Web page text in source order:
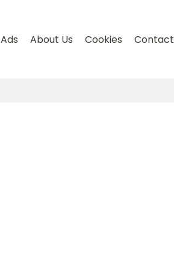
Ads About Us Cookies Contact